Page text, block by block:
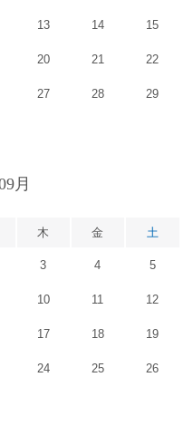
13 14 15
20 21 22
27 28 29
月
木 金 土
3 4 5
10 11 12
17 18 19
24 25 26